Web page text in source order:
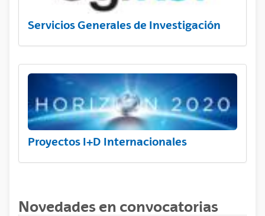
Servicios Generales de Investigación
Proyectos I+D Internacionales
Novedades en convocatorias